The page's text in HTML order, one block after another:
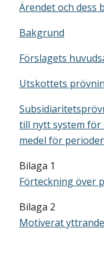
Ärendet och dess
Bakgrund
Förslagets
Utskottets
till nytt system för
medel för
Bilaga 1
Förteckning över
Bilaga 2
Motiverat